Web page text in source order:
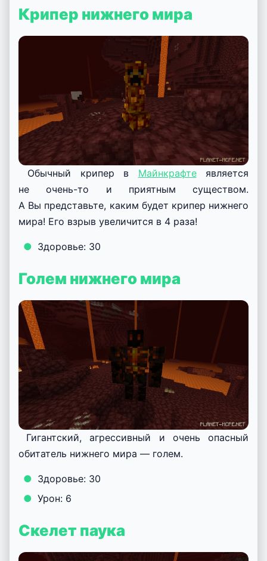
Крипер нижнего мира
Обычный крипер в Майнкрафтеявляется
не очень-то и приятным существом.
А Вы представьте, каким будет крипер нижнего
мира! Его взрыв увеличится в 4 раза!
Здоровье: 30
Голем нижнего мира
Гигантский, агрессивный и очень опасный
обитатель нижнего мира — голем.
Здоровье: 30
Урон: 6
Скелет паука